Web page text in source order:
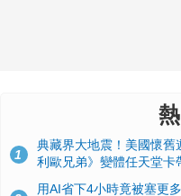
1
典藏界大地震！美國懷
利歐兄弟》變體任天堂卡
用AI省下4小時竟被塞更